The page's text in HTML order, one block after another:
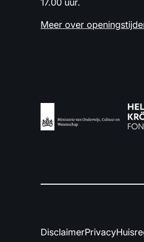
17.00 uur.
Meer over
DisclaimerPrivacy